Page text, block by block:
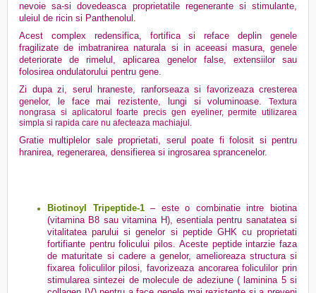
nevoie sa-si dovedeasca proprietatile regenerante si stimulante,
uleiul de ricin si Panthenolul.
Acest complex redensifica, fortifica si reface deplin genele
fragilizate de imbatranirea naturala si in aceeasi masura, genele
deteriorate de rimelul, aplicarea genelor false, extensiilor sau
folosirea ondulatorului pentru gene.
Zi dupa zi, serul hraneste, ranforseaza si favorizeaza cresterea
genelor, le face mai rezistente, lungi si voluminoase. Textura
nongrasa si aplicatorul foarte precis gen eyeliner, permite utilizarea
simpla si rapida care nu afecteaza machiajul.
Gratie multiplelor sale proprietati, serul poate fi folosit si pentru
hranirea, regenerarea, densifierea si ingrosarea sprancenelor.
Biotinoyl Tripeptide-1– este o combinatie intre biotina
(vitamina B8 sau vitamina H), esentiala pentru sanatatea si
vitalitatea parului si genelor si peptide GHK cu proprietati
fortifiante pentru folicului pilos. Aceste peptide intarzie faza
de maturitate si cadere a genelor, amelioreaza structura si
fixarea foliculilor pilosi, favorizeaza ancorarea foliculilor prin
stimularea sintezei de molecule de adeziune ( laminina 5 si